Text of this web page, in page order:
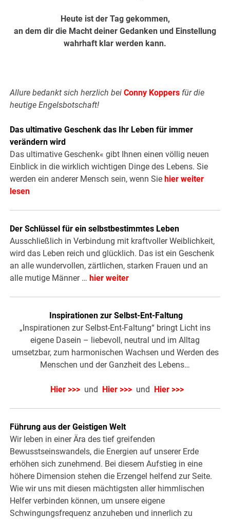
Heute ist der Tag gekommen,
an dem dir die Macht deiner Gedanken und Einstellung
wahrhaft klar werden kann.
Allure bedankt sich herzlich beiConny Koppers für die
heutige Engelsbotschaft!
Das ultimative Geschenk das Ihr Leben für immer
verändern wird
Das ultimative Geschenk« gibt Ihnen einen völlig neuen
Einblick in die wirklich wichtigen Dinge des Lebens. Sie
werden ein anderer Mensch sein, wenn Sie hier weiter
lesen
Der Schlüssel für ein selbstbestimmtes Leben
Ausschließlich in Verbindung mit kraftvoller Weiblichkeit,
wird das Leben reich und glücklich. Das ist ein Geschenk
an alle wundervollen, zärtlichen, starken Frauen und an
alle mutige Männer … hier weiter
Inspirationen zur Selbst-Ent-Faltung
„Inspirationen zur Selbst-Ent-Faltung“ bringt Licht ins
eigene Dasein – liebevoll, neutral und im Alltag
umsetzbar, zum harmonischen Wachsen und Werden des
Menschen und der Ganzheit des Lebens…
Hier >>> und Hier >>> und Hier >>>
Führung aus der Geistigen Welt
Wir leben in einer Ära des tief greifenden
Bewusstseinswandels, die Energien auf unserer Erde
erhöhen sich zunehmend. Bei diesem Aufstieg in eine
höhere Dimension stehen die Erzengel helfend zur Seite.
Wie wir uns mit diesen mächtigsten aller himmlischen
Helfer verbinden können, um unsere eigene
Schwingungsfrequenz anzuheben und innerlich zu